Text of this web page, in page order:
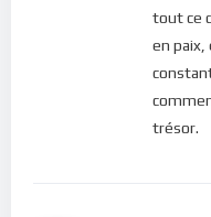
paix durable ? Ma paix
autre situation vienne la
s’installent. Mais à
cause, elle est produite
inconditionnel de Dieu.
tout ce
en paix,
trésor.